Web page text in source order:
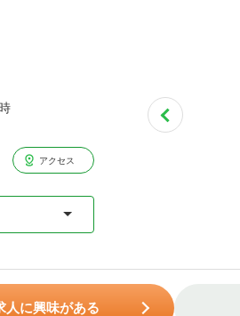
アクセス
人に興味がある